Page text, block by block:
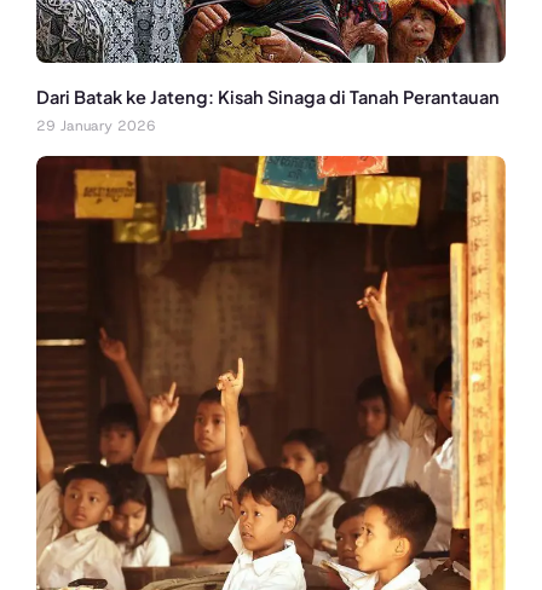
Dari Batak ke Jateng: Kisah Sinaga di Tanah Perantauan
29 January 2026